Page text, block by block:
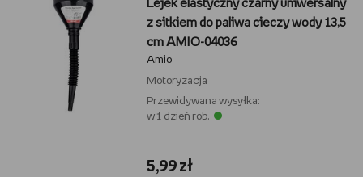
Lejek elastyczny czarny uniwersalny
z sitkiem do paliwa cieczy wody 13,5
cm AMIO-04036
Amio
Motoryzacja
Przewidywana wysyłka:
w 1 dzień rob.
5,99 zł